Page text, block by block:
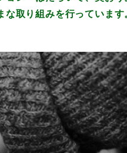
な取り組みを行っています